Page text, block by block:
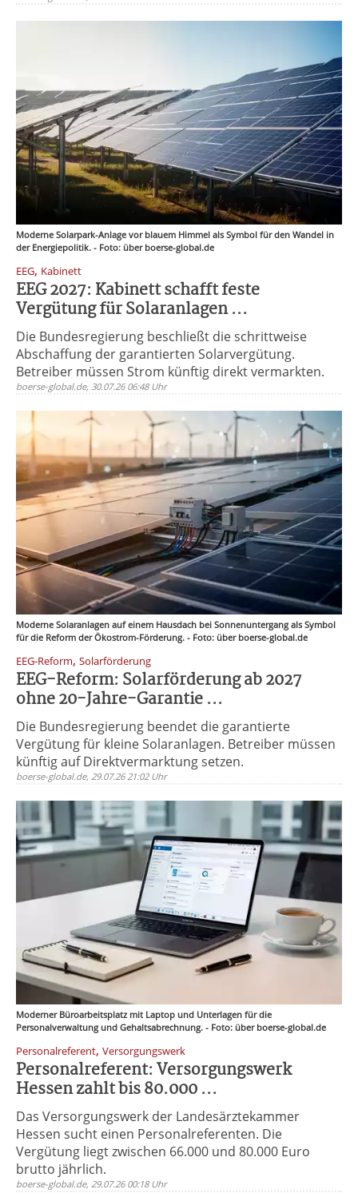
Moderne Solarpark-Anlage vor blauem Himmel als Symbol für den Wandel in
der Energiepolitik. - Foto: über boerse-global.de
EEG, Kabinett
EEG 2027: Kabinett schafft feste
Vergütung für Solaranlagen ...
Die Bundesregierung beschließt die schrittweise
Abschaffung der garantierten Solarvergütung.
Betreiber müssen Strom künftig direkt vermarkten.
boerse-global.de, 30.07.26 06:48 Uhr
Moderne Solaranlagen auf einem Hausdach bei Sonnenuntergang als Symbol
für die Reform der Ökostrom-Förderung. - Foto: über boerse-global.de
EEG-Reform, Solarförderung
EEG-Reform: Solarförderung ab 2027
ohne 20-Jahre-Garantie ...
Die Bundesregierung beendet die garantierte
Vergütung für kleine Solaranlagen. Betreiber müssen
künftig auf Direktvermarktung setzen.
boerse-global.de, 29.07.26 21:02 Uhr
Moderner Büroarbeitsplatz mit Laptop und Unterlagen für die
Personalverwaltung und Gehaltsabrechnung. - Foto: über boerse-global.de
Personalreferent, Versorgungswerk
Personalreferent: Versorgungswerk
Hessen zahlt bis 80.000 ...
Das Versorgungswerk der Landesärztekammer
Hessen sucht einen Personalreferenten. Die
Vergütung liegt zwischen 66.000 und 80.000 Euro
brutto jährlich.
boerse-global.de, 29.07.26 00:18 Uhr